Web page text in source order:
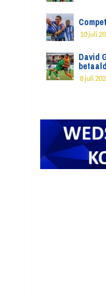
10 juli
David
8 juli